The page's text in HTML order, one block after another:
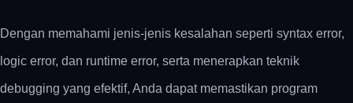
Dengan memahami jenis-jenis kesalahan seperti syntax error,
logic error, dan runtime error, serta menerapkan teknik
debugging yang efektif, Anda dapat memastikan program